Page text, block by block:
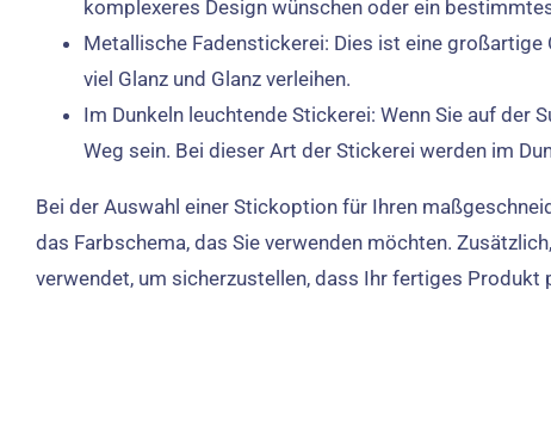
komplexeres Design wünschen oder ein
Metallische Fadenstickerei: Dies ist eine
viel Glanz und Glanz verleihen.
Im Dunkeln leuchtende Stickerei: Wenn Sie auf der
Weg sein. Bei dieser Art der Stickerei werden im
Bei der Auswahl einer Stickoption für Ihren
das Farbschema, das Sie verwenden möchten.
verwendet, um sicherzustellen, dass Ihr fertiges Produkt